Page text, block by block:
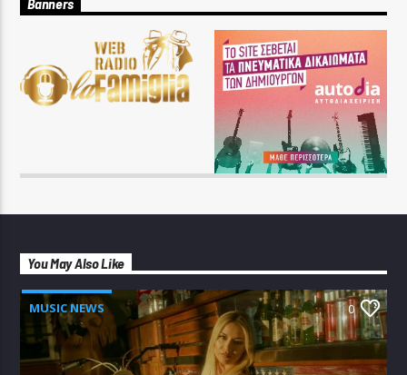
Banners
You May Also Like
MUSIC NEWS 0